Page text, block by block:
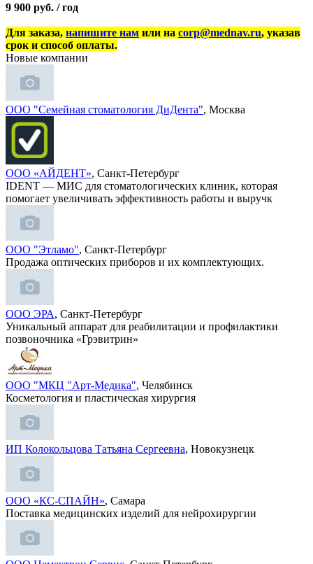
9 900 руб. / год
Для заказа, напишите нам или на corp@mednav.ru, указав
срок и способ оплаты.
Новые компании
ООО "Семейная стоматология ДиДента", Москва
ООО «АЙДЕНТ», Санкт-Петербург
IDENT — МИС для стоматологических клиник, которая
помогает увеличивать эффективность работы и выручк
ООО "Этламо", Санкт-Петербург
Продажа оптических приборов и их комплектующих.
ООО ЭРА, Санкт-Петербург
Уникальный аппарат для реабилитации и профилактики
позвоночника «Грэвитрин»
ООО "МКЦ "Арт-Медика", Челябинск
Косметология и пластическая хирургия
ИП Колокольцова Татьяна Сергеевна, Новокузнецк
ООО «КС-СПАЙН», Самара
Поставка медицинских изделий для нейрохирургии